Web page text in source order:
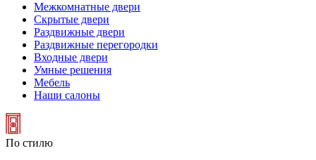
Межкомнатные двери
Скрытые двери
Раздвижные двери
Раздвижные перегородки
Входные двери
Умные решения
Мебель
Наши салоны
По стилю